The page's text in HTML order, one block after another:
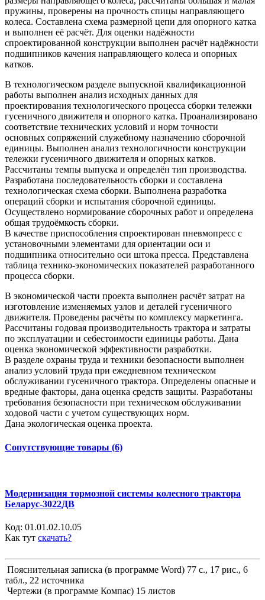
пружины, проверены на прочность спицы направляющего
колеса. Составлена схема размерной цепи для опорного катка
и выполнен её расчёт. Для оценки надёжности
спроектированной конструкции выполнен расчёт надёжности
подшипников качения направляющего колеса и опорных
катков.
В технологическом разделе выпускной квалификационной
работы выполнен анализ исходных данных для
проектирования технологического процесса сборки тележки
гусеничного движителя и опорного катка. Проанализировано
соответствие технических условий и норм точности
основных сопряжений служебному назначению сборочной
единицы. Выполнен анализ технологичности конструкции
тележки гусеничного движителя и опорных катков.
Рассчитаны темпы выпуска и определён тип производства.
Разработана последовательность сборки и составлена
технологическая схема сборки. Выполнена разработка
операций сборки и испытания сборочной единицы.
Осуществлено нормирование сборочных работ и определена
общая трудоёмкость сборки.
В качестве приспособления спроектирован пневмопресс с
установочными элементами для ориентации оси и
подшипника относительно оси штока пресса. Представлена
таблица технико-экономических показателей разработанного
процесса сборки.
В экономической части проекта выполнен расчёт затрат на
изготовление изменяемых узлов и деталей гусеничного
движителя. Проведены расчёты по комплексу маркетинга.
Рассчитаны годовая производительность трактора и затраты
по эксплуатации и себестоимости единицы работы. Дана
оценка экономической эффективности разработки.
В разделе охраны труда и техники безопасности выполнен
анализ условий труда при ежедневном техническом
обслуживании гусеничного трактора. Определены опасные и
вредные факторы, дана оценка средств защиты. Разработаны
требования безопасности при техническом обслуживании
ходовой части с учетом существующих норм.
Дана экологическая оценка проекта.
Сопутствующие товары (6)
Модернизация тормозной системы колесного трактора
Беларус-3022ДВ
Код: 01.01.02.10.05
Как тут скачать?
Пояснительная записка (в программе Word) 77 с., 17 рис., 6
табл., 22 источника
Чертежи (в программе Компас) 15 листов